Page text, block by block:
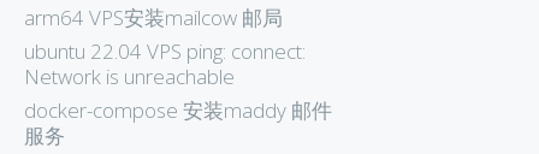
arm64 VPS安装mailcow 邮局
ubuntu 22.04 VPS ping: connect:
Network is unreachable
docker-compose 安装maddy 邮件
服务